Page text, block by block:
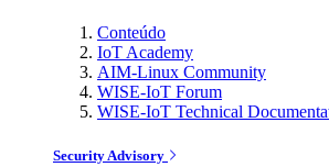
Conteúdo
IoT Academy
AIM-Linux Community
WISE-IoT Forum
WISE-IoT Technical
Security Advisory